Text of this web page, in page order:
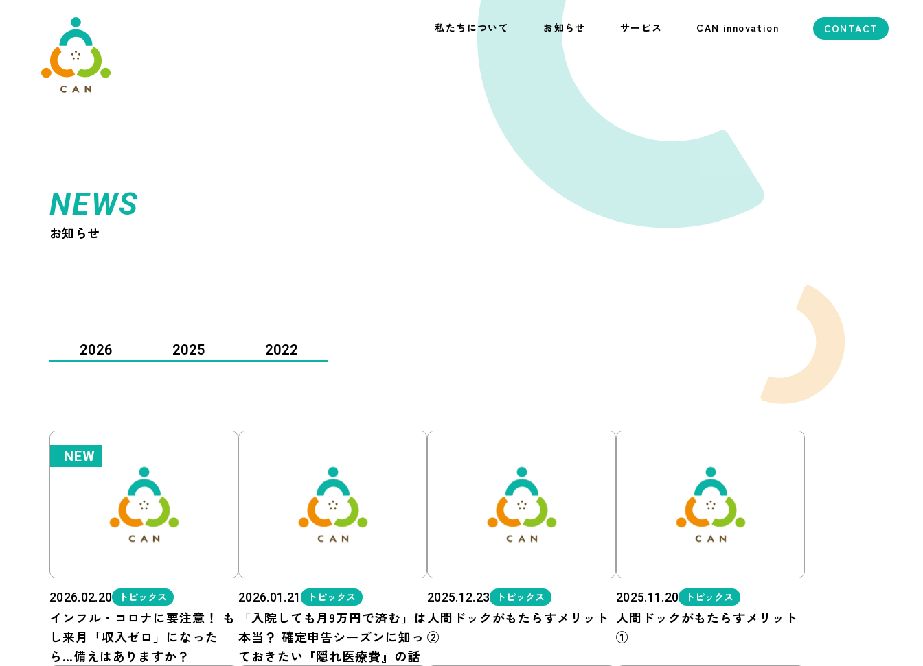
私たちについて お知らせ サービス CAN innovation CONTACT
NEWS
お知らせ
2026 2025 2022
NEW
2026.02.20 トピックス
インフル・コロナに要注意！ も
し来月「収入ゼロ」になった
ら…備えはありますか？
2026.01.21 トピックス
「入院しても月9万円で済む」は
本当？ 確定申告シーズンに知っ
ておきたい『隠れ医療費』の話
2025.12.23 トピックス
人間ドックがもたらすメリット
②
2025.11.20 トピックス
人間ドックがもたらすメリット
①